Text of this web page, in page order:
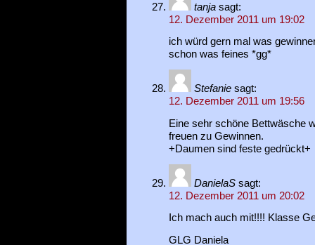
tanja sagt:
12. Dezember 2011 um 19:02
ich würd gern mal was
schon was feines *gg*
Stefanie sagt:
12. Dezember 2011 um 19:56
Eine sehr schöne Bettwäsche
freuen zu Gewinnen.
+Daumen sind feste gedrückt+
DanielaS sagt:
12. Dezember 2011 um 20:02
Ich mach auch mit!!!! Klasse
GLG Daniela